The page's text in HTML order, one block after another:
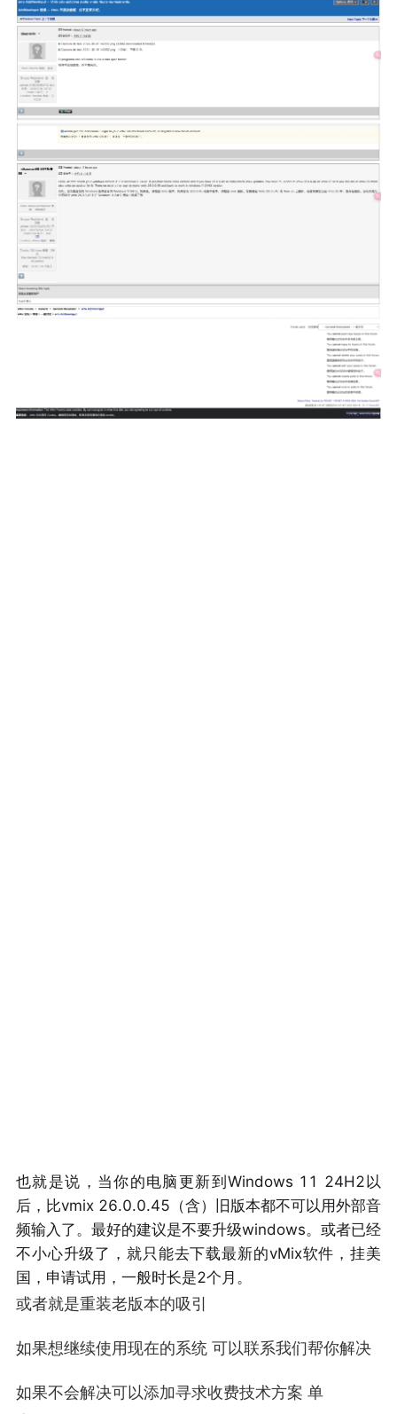
也就是说，当你的电脑更新到Windows 11 24H2以
后，比vmix 26.0.0.45（含）旧版本都不可以用外部音
频输入了。最好的建议是不要升级windows。或者已经
不小心升级了，就只能去下载最新的vMix软件，挂美
国，申请试用，一般时长是2个月。
或者就是重装老版本的吸引
如果想继续使用现在的系统 可以联系我们帮你解决
如果不会解决可以添加寻求收费技术方案 单